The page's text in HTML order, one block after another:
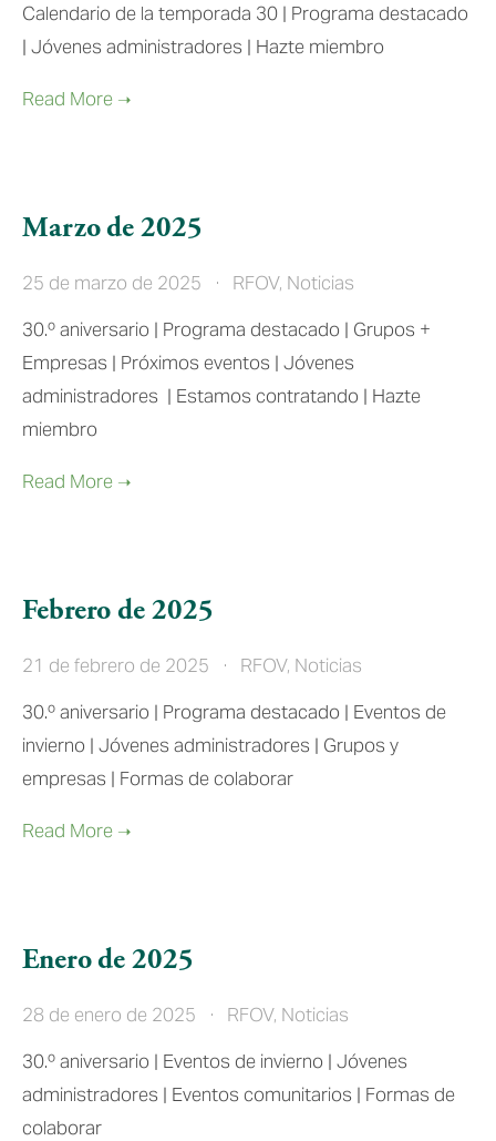
Calendario de la temporada 30 | Programa destacado
| Jóvenes administradores | Hazte miembro
Marzo de 2025
25 de marzo de 2025 RFOV, Noticias
30.º aniversario | Programa destacado | Grupos +
Empresas | Próximos eventos | Jóvenes
administradores  | Estamos contratando | Hazte
miembro
Febrero de 2025
21 de febrero de 2025 RFOV, Noticias
30.º aniversario | Programa destacado | Eventos de
invierno | Jóvenes administradores | Grupos y
empresas | Formas de colaborar
Enero de 2025
28 de enero de 2025 RFOV, Noticias
30.º aniversario | Eventos de invierno | Jóvenes
administradores | Eventos comunitarios | Formas de
colaborar